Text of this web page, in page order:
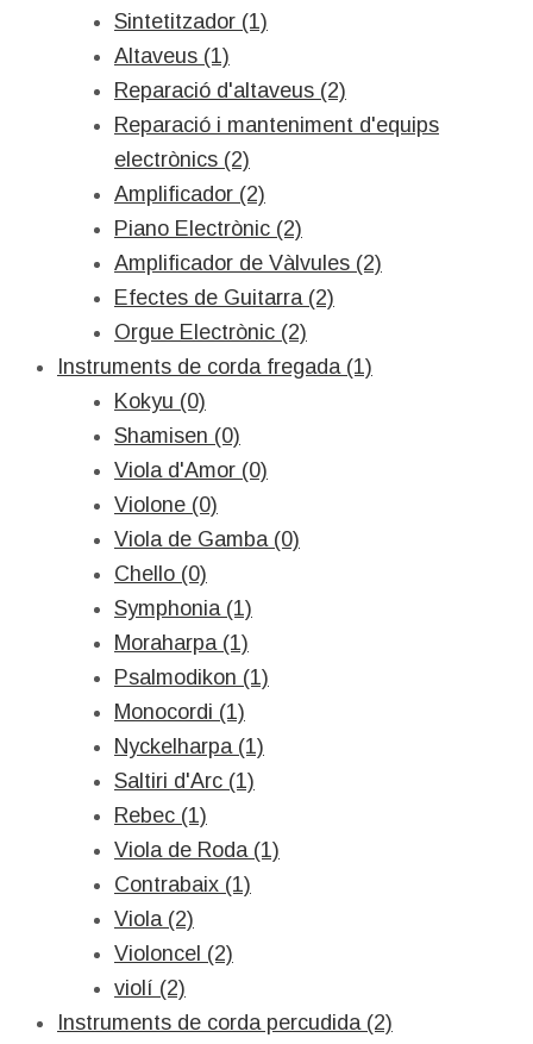
Sintetitzador (1)
Altaveus (1)
Reparació d'altaveus (2)
Reparació i manteniment d'equips
electrònics (2)
Amplificador (2)
Piano Electrònic (2)
Amplificador de Vàlvules (2)
Efectes de Guitarra (2)
Orgue Electrònic (2)
Instruments de corda fregada (1)
Kokyu (0)
Shamisen (0)
Viola d'Amor (0)
Violone (0)
Viola de Gamba (0)
Chello (0)
Symphonia (1)
Moraharpa (1)
Psalmodikon (1)
Monocordi (1)
Nyckelharpa (1)
Saltiri d'Arc (1)
Rebec (1)
Viola de Roda (1)
Contrabaix (1)
Viola (2)
Violoncel (2)
violí (2)
Instruments de corda percudida (2)